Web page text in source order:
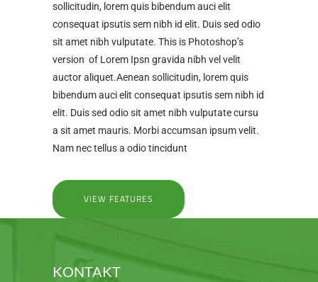
sollicitudin, lorem quis bibendum auci elit
consequat ipsutis sem nibh id elit. Duis sed odio
sit amet nibh vulputate. This is Photoshop’s
version of Lorem Ipsn gravida nibh vel velit
auctor aliquet.Aenean sollicitudin, lorem quis
bibendum auci elit consequat ipsutis sem nibh id
elit. Duis sed odio sit amet nibh vulputate cursu
a sit amet mauris. Morbi accumsan ipsum velit.
Nam nec tellus a odio tincidunt
VIEW FEATURES
KONTAKT